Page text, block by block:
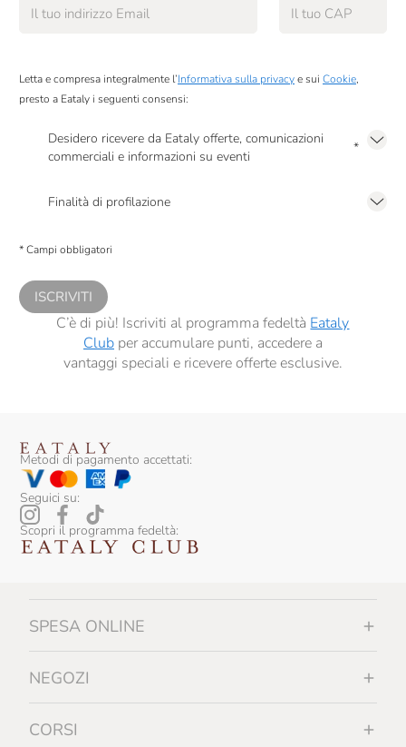
Letta e compresa integralmente l’Informativa sulla privacye sui Cookie,
presto a Eataly i seguenti consensi:
Desidero ricevere da Eataly offerte, comunicazioni
commerciali e informazioni su eventi
*
Finalità di profilazione
comunicazioni commerciali personalizzate, in caso di consenso prestato ai
* Campi obbligatori
ISCRIVITI
C’è di più! Iscriviti al programma fedeltà Eataly
Clubper accumulare punti, accedere a
vantaggi speciali e ricevere offerte esclusive.
Metodi di pagamento accettati:
Seguici su:
Scopri il programma fedeltà:
SPESA ONLINE
NEGOZI
CORSI